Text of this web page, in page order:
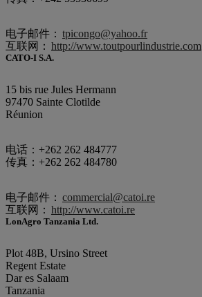
电子邮件： tpicongo@yahoo.fr
互联网： http://www.toutpourlindustrie.com
CATO-I S.A.
15 bis rue Jules Hermann
97470 Sainte Clotilde
Réunion
电话：+262 262 484777
传真：+262 262 484780
电子邮件： commercial@catoi.re
互联网： http://www.catoi.re
LonAgro Tanzania Ltd.
Plot 48B, Ursino Street
Regent Estate
Dar es Salaam
Tanzania